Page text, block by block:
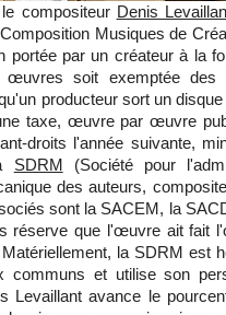
compositeur Denis
Musiques de
portée par un créateur à la
soit exemptée des
producteur sort un
taxe, œuvre par œuvre
droits l'année suivante,
SDRM (Société pour
des auteurs,
sont la SACEM, la
réserve que l'œuvre ait fait
la SDRM est
communs et utilise son
Levaillant avance le